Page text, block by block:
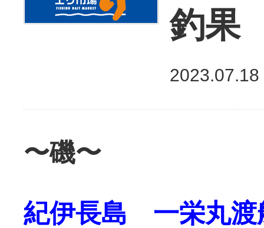
釣果
2023.07.18
〜磯〜
紀伊長島 一栄丸渡